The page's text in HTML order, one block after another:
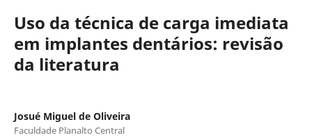
Uso da técnica de carga imediata
em implantes dentários: revisão
da literatura
Josué Miguel de Oliveira
Faculdade Planalto Central